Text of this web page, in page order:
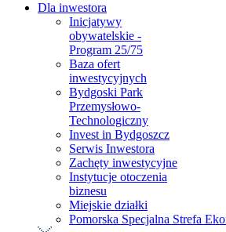
Dla inwestora
Inicjatywy
obywatelskie -
Program 25/75
Baza ofert
inwestycyjnych
Bydgoski Park
Przemysłowo-
Technologiczny
Invest in Bydgoszcz
Serwis Inwestora
Zachęty inwestycyjne
Instytucje otoczenia
biznesu
Miejskie działki
Pomorska Specjalna Strefa